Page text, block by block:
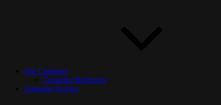
Our Customer
Customer Reference
Customer Service